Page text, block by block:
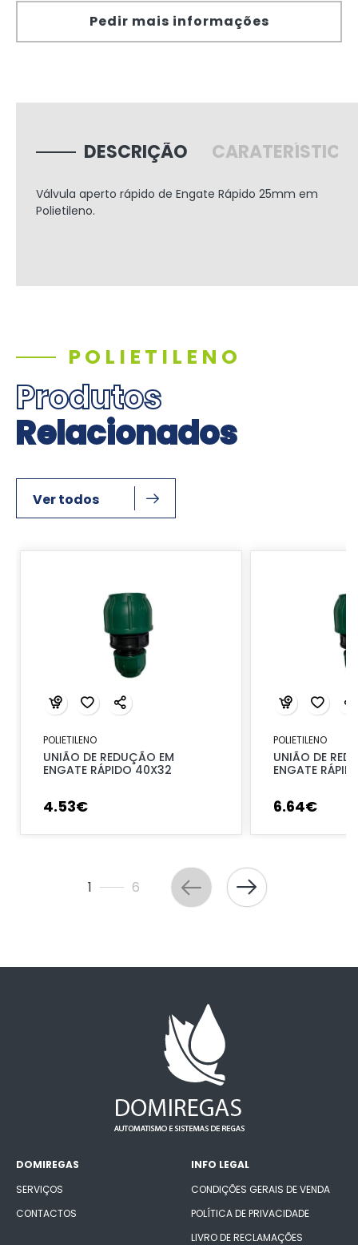
Pedir mais informações
DESCRIÇÃO
Válvula aperto rápido de Engate Rápido 25mm em
Polietileno.
POLIETILENO
Produtos
Relacionados
Ver todos
POLIETILENO
UNIÃO DE REDUÇÃO EM
ENGATE RÁPIDO 40X32
4.53€
POLIETILENO
UNIÃO DE
ENGATE
6.64€
1 6
DOMIREGAS
SERVIÇOS
CONTACTOS
INFO LEGAL
CONDIÇÕES GERAIS DE VENDA
POLÍTICA DE PRIVACIDADE
LIVRO DE RECLAMAÇÕES